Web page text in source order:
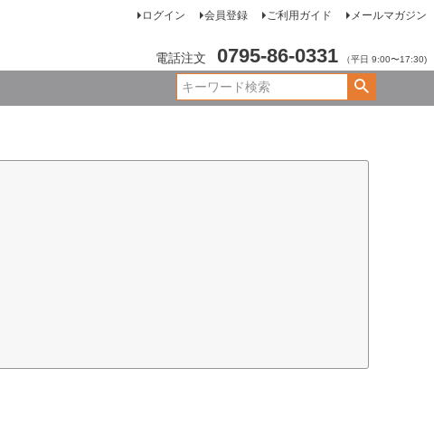
ログイン 会員登録 ご利用ガイド メールマガジン
電話注文 0795-86-0331 （平日 9:00〜17:30)